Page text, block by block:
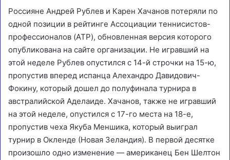
Россияне Андрей Рублев и Карен Хачанов потеряли по
одной позиции в рейтинге Ассоциации теннисистов-
профессионалов (ATP), обновленная версия которого
опубликована на сайте организации. Не игравший на
этой неделе Рублев опустился с 14-й строчки на 15-ю,
пропустив вперед испанца Алехандро Давидович-
Фокину, который дошел до полуфинала турнира в
австралийской Аделаиде. Хачанов, также не игравший
на этой неделе, опустился с 17-го места на 18-е,
пропустив чеха Якуба Меншика, который выиграл
турнир в Окленде (Новая Зеландия). В первой десятке
произошло одно изменение — американец Бен Шелтон